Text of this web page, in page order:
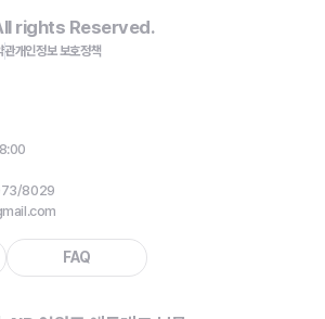
rights Reserved.
관개인정보 보호정책
8029
FAQ